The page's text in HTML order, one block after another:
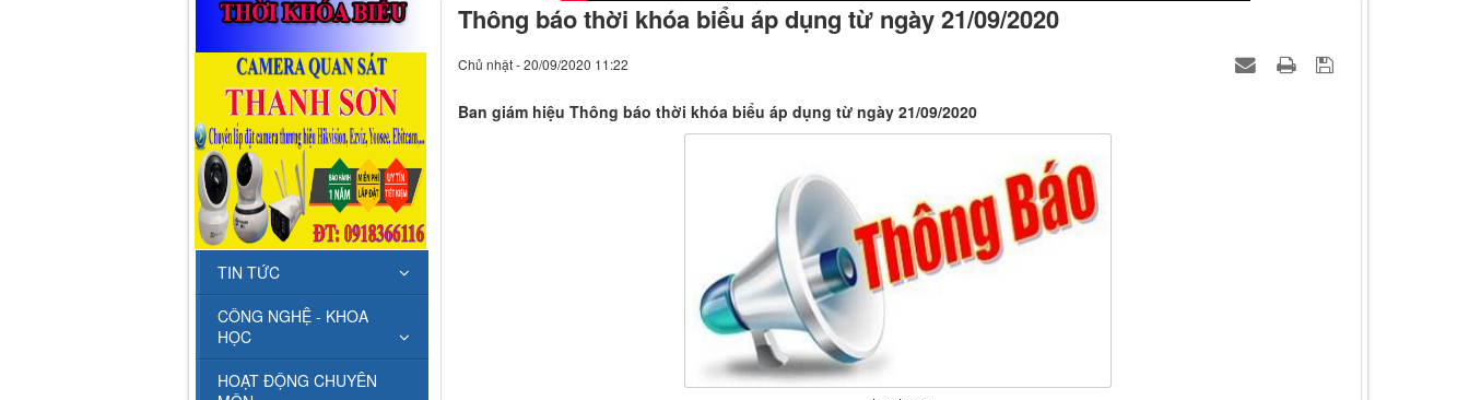
Thông báo thời khóa biểu áp dụng từ ngày 21/09/2020
Chủ nhật - 20/09/2020 11:22
Ban giám hiệu Thông báo thời khóa biểu áp dụng từ ngày 21/09/2020
TIN TỨC
CÔNG NGHỆ - KHOA
HỌC
HOẠT ĐỘNG CHUYÊN